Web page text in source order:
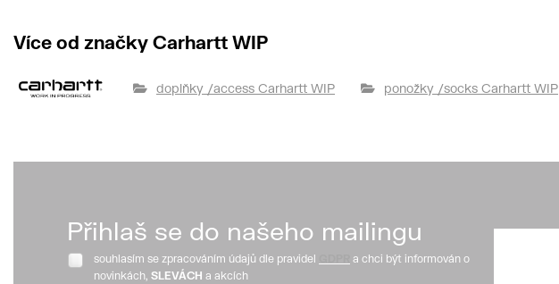
Více od značky Carhartt WIP
doplňky /access Carhartt WIP ponožky /socks Carhartt WIP
Přihlaš se do našeho mailingu
souhlasím se zpracováním údajů dle pravidel
a chci být informován o
novinkách, SLEVÁCH a akcích